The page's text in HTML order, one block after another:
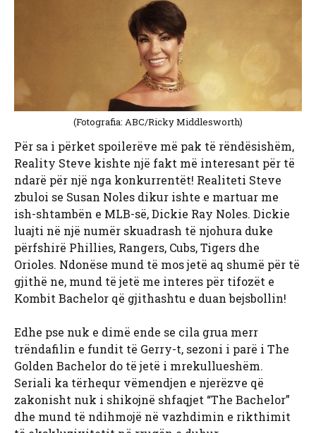
(Fotografia: ABC/Ricky Middlesworth)
Për sa i përket spoilerëve më pak të rëndësishëm,
Reality Steve kishte një fakt më interesant për të
ndarë për një nga konkurrentët! Realiteti Steve
zbuloi se Susan Noles dikur ishte e martuar me
ish-shtambën e MLB-së, Dickie Ray Noles. Dickie
luajti në një numër skuadrash të njohura duke
përfshirë Phillies, Rangers, Cubs, Tigers dhe
Orioles. Ndonëse mund të mos jetë aq shumë për të
gjithë ne, mund të jetë me interes për tifozët e
Kombit Bachelor që gjithashtu e duan bejsbollin!
Edhe pse nuk e dimë ende se cila grua merr
trëndafilin e fundit të Gerry-t, sezoni i parë i The
Golden Bachelor do të jetë i mrekullueshëm.
Seriali ka tërhequr vëmendjen e njerëzve që
zakonisht nuk i shikojnë shfaqjet “The Bachelor”
dhe mund të ndihmojë në vazhdimin e rikthimit